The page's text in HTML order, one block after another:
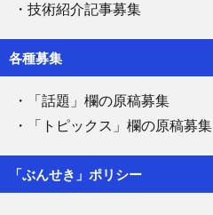
・技術紹介記事募集
各種募集
・「話題」欄の原稿募集
・「トピックス」欄の原稿募集
「ぶんせき」ポリシー